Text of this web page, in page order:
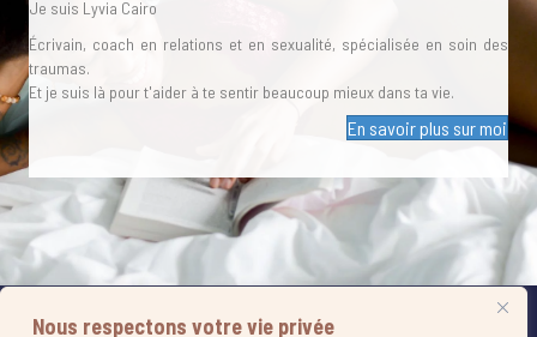
Nous respectons votre vie privée
Je suis Lyvia Cairo
Écrivain, coach en relations et en sexualité, spécialisée en soin des
traumas.
Et je suis là pour t'aider à te sentir beaucoup mieux dans ta vie.
En savoir plus sur moi
© 2021 Lyvia Cairo .Tous droits réservés ⎥ CGV
Politique